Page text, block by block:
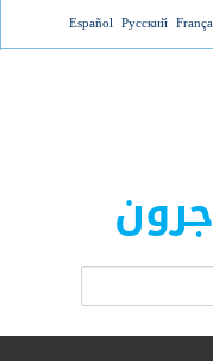
Русский
Español